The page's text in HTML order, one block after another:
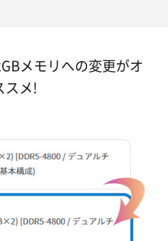
メモリへの変更がオ
スメ!